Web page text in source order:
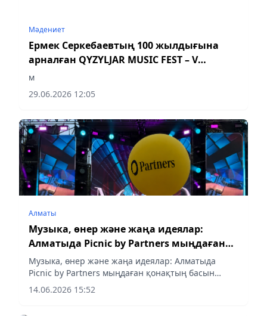
Мәдениет
Ермек Серкебаевтың 100 жылдығына
арналған QYZYLJAR MUSIC FEST – V
фестивалі өтеді
м
29.06.2026 12:05
Алматы
Музыка, өнер және жаңа идеялар:
Алматыда Picnic by Partners мыңдаған
қонақтың басын қосты
Музыка, өнер және жаңа идеялар: Алматыда
Picnic by Partners мыңдаған қонақтың басын
қосты
14.06.2026 15:52